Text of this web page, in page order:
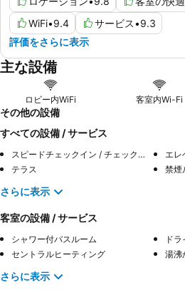
WiFi•9.4 サービス•9.3
評価をさらに表示
主な設備
ロビー内WiFi 客室内Wi-Fi
その他の設備
すべての設備 / サービス
スピードチェックイン / チェックアウト
エレ
テラス
禁煙
さらに表示
客室の設備 / サービス
シャワー付バスルーム
ド
セントラルヒーティング
湯沸
さらに表示